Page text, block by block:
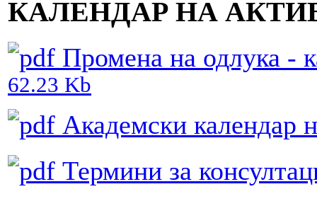
КАЛЕНДАР НА
Промена на одлука -
62.23 Kb
Академски календар
Термини за